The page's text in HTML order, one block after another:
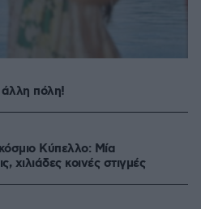
πόλη!
Kύπελλο: Μία
χιλιάδες κοινές στιγμές